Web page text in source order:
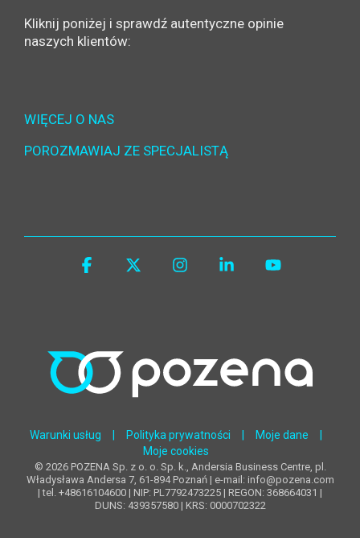
Kliknij poniżej i sprawdź autentyczne opinie
naszych klientów:
WIĘCEJ O NAS
POROZMAWIAJ ZE SPECJALISTĄ
Warunki usług Polityka prywatności Moje dane
Moje cookies
© 2026 POZENA Sp. z o. o. Sp. k., Andersia Business Centre, pl.
Władysława Andersa 7, 61-894 Poznań | e-mail: info@pozena.com
| tel. +48616104600 | NIP: PL7792473225 | REGON: 368664031 |
DUNS: 439357580 | KRS: 0000702322
Facebook InstagramLinkedin